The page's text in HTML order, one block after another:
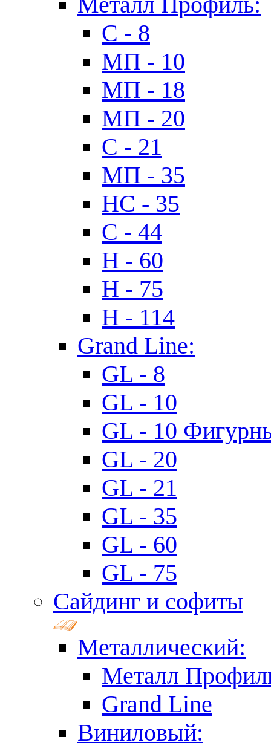
C - 8
МП - 10
МП - 18
МП - 20
C - 21
МП - 35
HC - 35
C - 44
H - 60
H - 75
H - 114
Grand Line:
GL - 8
GL - 10
GL - 10
GL - 20
GL - 21
GL - 35
GL - 60
GL - 75
Сайдинг и софиты
Металлический:
Металл
Grand Line
Виниловый: